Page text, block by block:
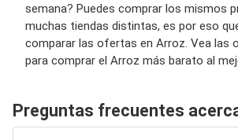
semana? Puedes comprar los mismos
muchas tiendas distintas, es por eso
comparar las ofertas en Arroz. Vea las
para comprar el Arroz más barato al
Preguntas frecuentes